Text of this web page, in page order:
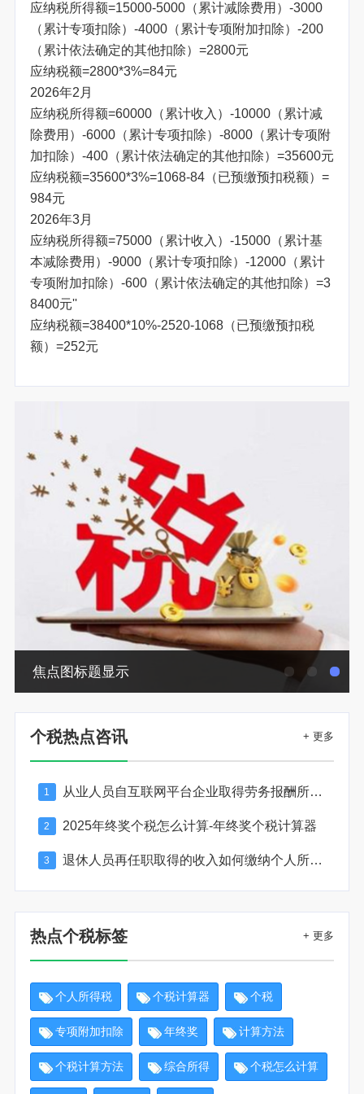
应纳税所得额=15000-5000（累计减除费用）-3000
（累计专项扣除）-4000（累计专项附加扣除）-200
（累计依法确定的其他扣除）=2800元
应纳税额=2800*3%=84元
2026年2月
应纳税所得额=60000（累计收入）-10000（累计减
除费用）-6000（累计专项扣除）-8000（累计专项附
加扣除）-400（累计依法确定的其他扣除）=35600元
应纳税额=35600*3%=1068-84（已预缴预扣税额）=
984元
2026年3月
应纳税所得额=75000（累计收入）-15000（累计基
本减除费用）-9000（累计专项扣除）-12000（累计
专项附加扣除）-600（累计依法确定的其他扣除）=3
8400元''
应纳税额=38400*10%-2520-1068（已预缴预扣税
额）=252元
焦点图标题显示
个税热点咨讯 + 更多
1 从业人员自互联网平台企业取得劳务报酬所得的个人所得税预扣预缴计算方法
2 2025年终奖个税怎么计算-年终奖个税计算器
3 退休人员再任职取得的收入如何缴纳个人所得税
热点个税标签 + 更多
个人所得税 个税计算器 个税
专项附加扣除 年终奖 计算方法
个税计算方法 综合所得 个税怎么计算